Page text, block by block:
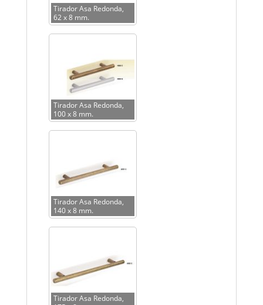
Tirador Asa Redonda,
62 x 8 mm.
Tirador Asa Redonda,
100 x 8 mm.
Tirador Asa Redonda,
140 x 8 mm.
Tirador Asa Redonda,